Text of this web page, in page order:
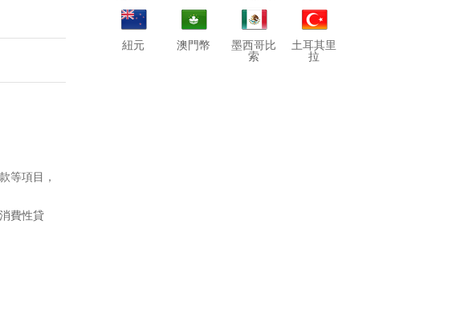
等項目，
費性貸
紐元 澳門幣
墨西哥比
索
土耳其里
拉